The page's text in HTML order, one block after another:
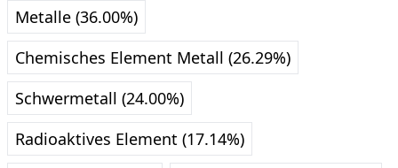
Metalle (36.00%)
Chemisches Element Metall (26.29%)
Schwermetall (24.00%)
Radioaktives Element (17.14%)